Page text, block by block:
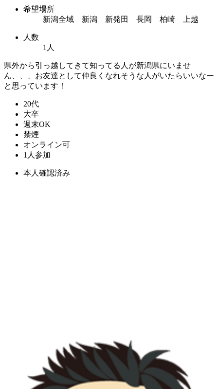
希望場所
新潟全域 新潟 新発田 長岡 柏崎 上越
人数
1人
県外から引っ越してきて知ってる人が新潟県にいませ
ん、、、お友達として仲良くなれそうな人がいたらいいなー
と思っています！
20代
大卒
週末OK
禁煙
オンライン可
1人参加
本人確認済み